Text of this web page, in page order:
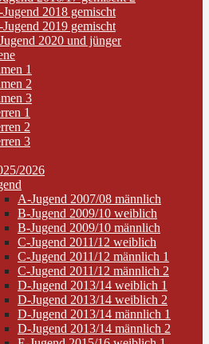
Jugend 2018 gemischt
Jugend 2019 gemischt
2020 und jünger
1
2
3
1
2
3
2026
A-Jugend 2007/08 männlich
B-Jugend 2009/10 weiblich
B-Jugend 2009/10 männlich
C-Jugend 2011/12 weiblich
C-Jugend 2011/12 männlich 1
C-Jugend 2011/12 männlich 2
D-Jugend 2013/14 weiblich 1
D-Jugend 2013/14 weiblich 2
D-Jugend 2013/14 männlich 1
D-Jugend 2013/14 männlich 2